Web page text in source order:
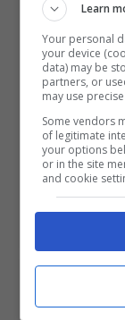
Iscrivendoti
in Bonus
Learn
Your personal
your device
data) may be
partners, or
may use
Some vendors
of legitimate
your options
or in the site
and cookie